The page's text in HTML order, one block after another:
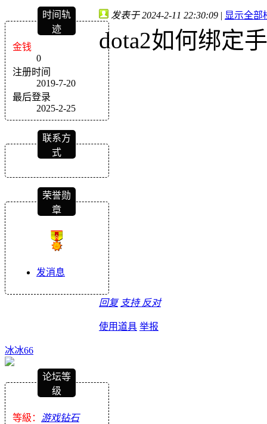
时间轨
迹
金钱
0
注册时间
2019-7-20
最后登录
2025-2-25
联系方
式
荣誉勋
章
发消息
发表于 2024-2-11 22:30:09 | 显示全部
dota2如何绑定
回复 支持 反对
使用道具 举报
冰冰66
论坛等
级
等級： 游戏钻石